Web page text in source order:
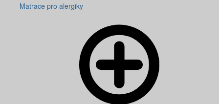
Matrace pro alergiky